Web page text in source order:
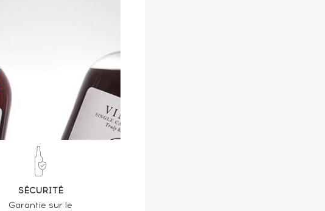
SÉCURITÉ
Garantie sur le